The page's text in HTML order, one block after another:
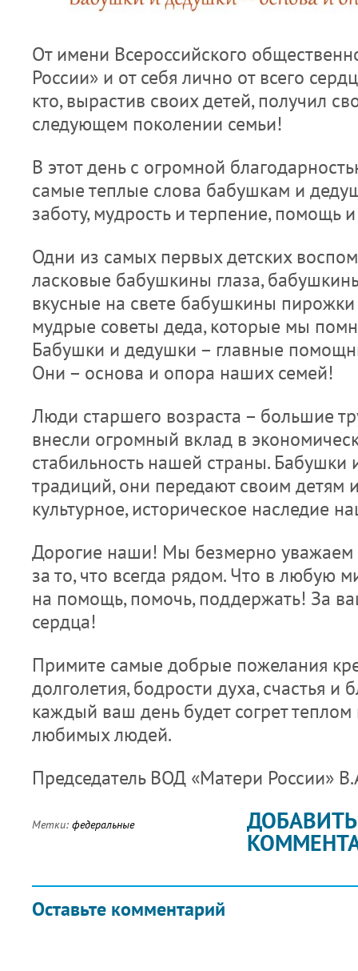
От имени Всероссийского
России» и от себя лично от всего
кто, вырастив своих детей, получил
следующем поколении семьи!
В этот день с огромной
самые теплые слова бабушкам и
заботу, мудрость и терпение, помощь
Одни из самых первых детских
ласковые бабушкины глаза,
вкусные на свете бабушкины
мудрые советы деда, которые мы
Бабушки и дедушки – главные
Они – основа и опора наших семей!
Люди старшего возраста – большие
внесли огромный вклад в
стабильность нашей страны. Бабушки
традиций, они передают своим детям
культурное, историческое наследие
Дорогие наши! Мы безмерно
за то, что всегда рядом. Что в любую
на помощь, помочь, поддержать! За
сердца!
Примите самые добрые пожелания
долголетия, бодрости духа, счастья и
каждый ваш день будет согрет
любимых людей.
Председатель ВОД «Матери России»
Метки: федеральные
Оставьте комментарий
ДОБАВИТЬ